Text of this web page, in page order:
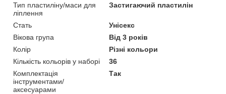
Тип пластиліну/маси для
ліплення
Застигаючий пластилін
Стать
Унісекс
Вікова група
Від 3 років
Колір
Різні кольори
Кількість кольорів у наборі
36
Комплектація
інструментами/
аксесуарами
Так